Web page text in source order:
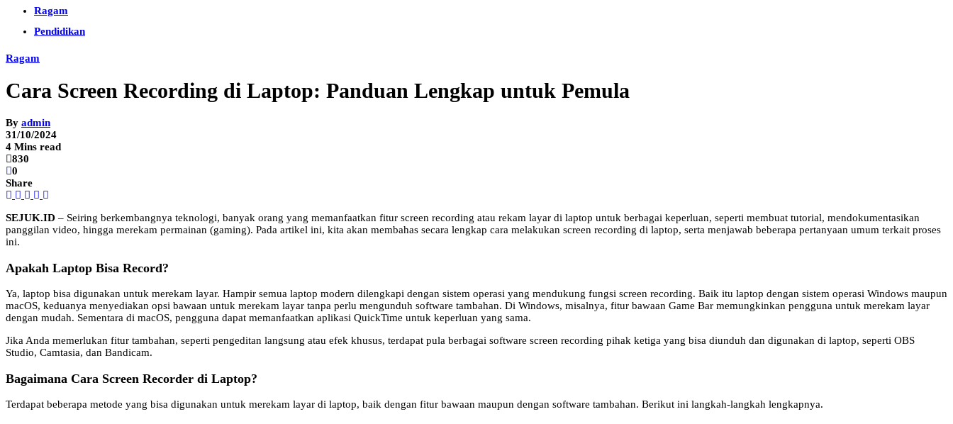
Ragam
Pendidikan
Ragam
Cara Screen Recording di Laptop: Panduan Lengkap untuk Pemula
By admin
31/10/2024
4 Mins read
830
0
Share
SEJUK.ID – Seiring berkembangnya teknologi, banyak orang yang memanfaatkan fitur screen recording atau rekam layar di laptop untuk berbagai keperluan, seperti membuat tutorial, mendokumentasikan
panggilan video, hingga merekam permainan (gaming). Pada artikel ini, kita akan membahas secara lengkap cara melakukan screen recording di laptop, serta menjawab beberapa pertanyaan umum terkait proses
ini.
Apakah Laptop Bisa Record?
Ya, laptop bisa digunakan untuk merekam layar. Hampir semua laptop modern dilengkapi dengan sistem operasi yang mendukung fungsi screen recording. Baik itu laptop dengan sistem operasi Windows maupun
macOS, keduanya menyediakan opsi bawaan untuk merekam layar tanpa perlu mengunduh software tambahan. Di Windows, misalnya, fitur bawaan Game Bar memungkinkan pengguna untuk merekam layar
dengan mudah. Sementara di macOS, pengguna dapat memanfaatkan aplikasi QuickTime untuk keperluan yang sama.
Jika Anda memerlukan fitur tambahan, seperti pengeditan langsung atau efek khusus, terdapat pula berbagai software screen recording pihak ketiga yang bisa diunduh dan digunakan di laptop, seperti OBS
Studio, Camtasia, dan Bandicam.
Bagaimana Cara Screen Recorder di Laptop?
Terdapat beberapa metode yang bisa digunakan untuk merekam layar di laptop, baik dengan fitur bawaan maupun dengan software tambahan. Berikut ini langkah-langkah lengkapnya.